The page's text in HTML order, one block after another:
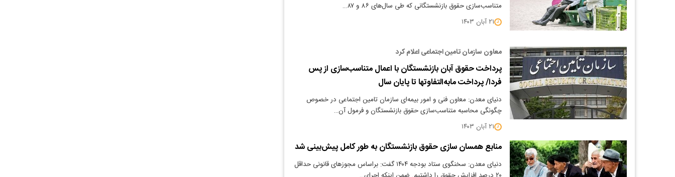
متناسب‌سازی حقوق بازنشستگانی که طی سال‌های ۸۶ و ۸۷…
۲۱ آبان ۱۴۰۳
معاون سازمان تامین اجتماعی اعلام کرد
پرداخت حقوق آبان بازنشستگان با اعمال متناسب‌سازی از پس
فردا/ پرداخت مابه‌التفاوتها تا پایان سال
دنیای معدن: معاون فنی و امور بیمه‌ای سازمان تامین اجتماعی در خصوص
چگونگی محاسبه متناسب‌سازی حقوق بازنشستگان و فرمول آن…
۲۱ آبان ۱۴۰۳
منابع همسان سازی حقوق بازنشستگان به طور کامل پیش‌بینی شد
دنیای معدن: سخنگوی ستاد بودجه ۱۴۰۴ گفت: براساس مجوز‌های قانونی حداقل